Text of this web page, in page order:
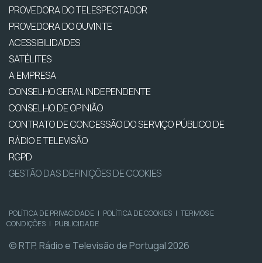
PROVEDORA DO TELESPECTADOR
PROVEDORA DO OUVINTE
ACESSIBILIDADES
SATÉLITES
A EMPRESA
CONSELHO GERAL INDEPENDENTE
CONSELHO DE OPINIÃO
CONTRATO DE CONCESSÃO DO SERVIÇO PÚBLICO DE
RÁDIO E TELEVISÃO
RGPD
GESTÃO DAS DEFINIÇÕES DE COOKIES
POLÍTICA DE PRIVACIDADE | POLÍTICA DE COOKIES | TERMOS E
CONDIÇÕES | PUBLICIDADE
© RTP, Rádio e Televisão de Portugal 2026